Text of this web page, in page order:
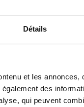
Détails
et les
des
qui peuvent